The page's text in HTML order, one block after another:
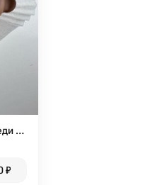
Кейк попсы эскимо медведи в индивидуальной упаковке
₽